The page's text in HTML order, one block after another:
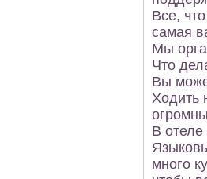
Все,
самая
Мы
Что
Вы
Ходить
В
много